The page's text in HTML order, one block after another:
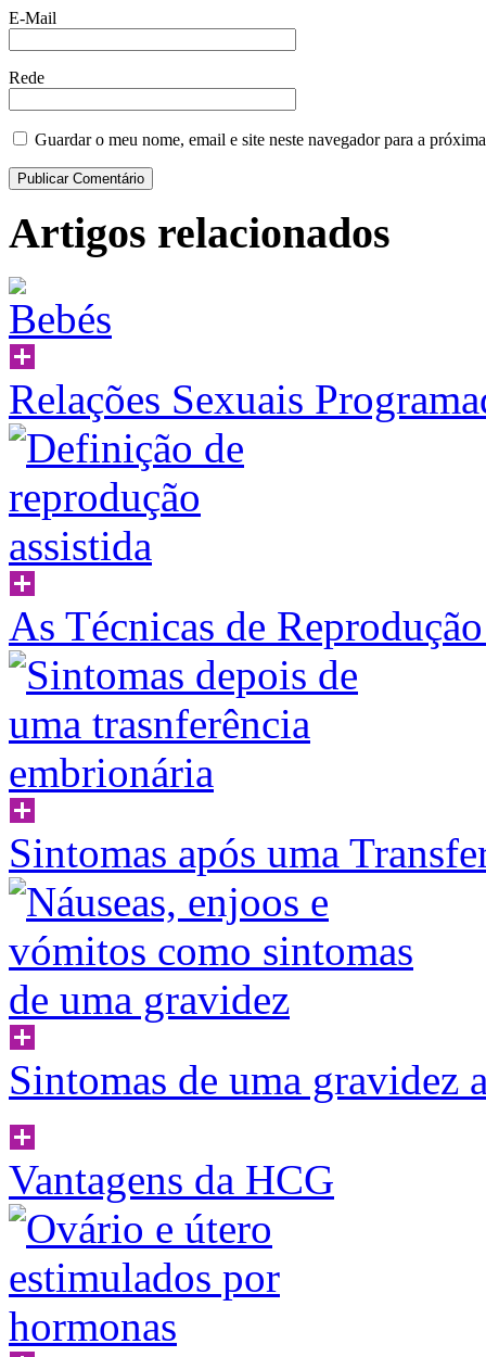
E-Mail
Rede
Guardar o meu nome, email e site neste navegador para a
Artigos relacionados
Relações Sexuais
As Técnicas de
Sintomas após uma
Sintomas de uma gravidez
Vantagens da HCG